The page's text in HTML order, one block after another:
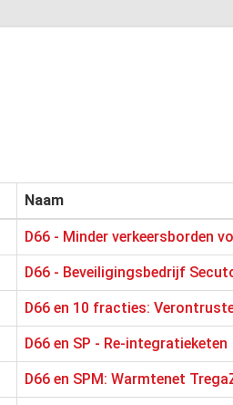
Naam
D66 - Minder verkeersborden
D66 - Beveiligingsbedrijf
D66 en 10 fracties:
D66 en SP - Re-integratieketen
D66 en SPM: Warmtenet